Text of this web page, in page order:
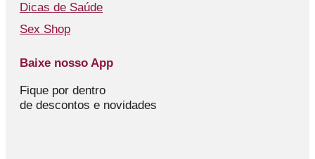
Dicas de Saúde
Sex Shop
Baixe nosso App
Fique por dentro
de descontos e novidades